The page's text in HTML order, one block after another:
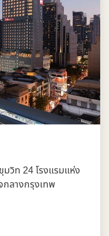
มวิท 24 โรงแรมแห่ง
กลางกรุงเทพ